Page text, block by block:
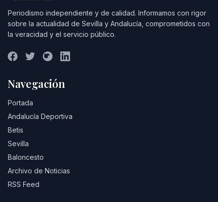
Periodismo independiente y de calidad. Informamos con rigor
sobre la actualidad de Sevilla y Andalucía, comprometidos con
la veracidad y el servicio público.
Navegación
Portada
Andalucía Deportiva
Betis
Sevilla
Baloncesto
Archivo de Noticias
RSS Feed